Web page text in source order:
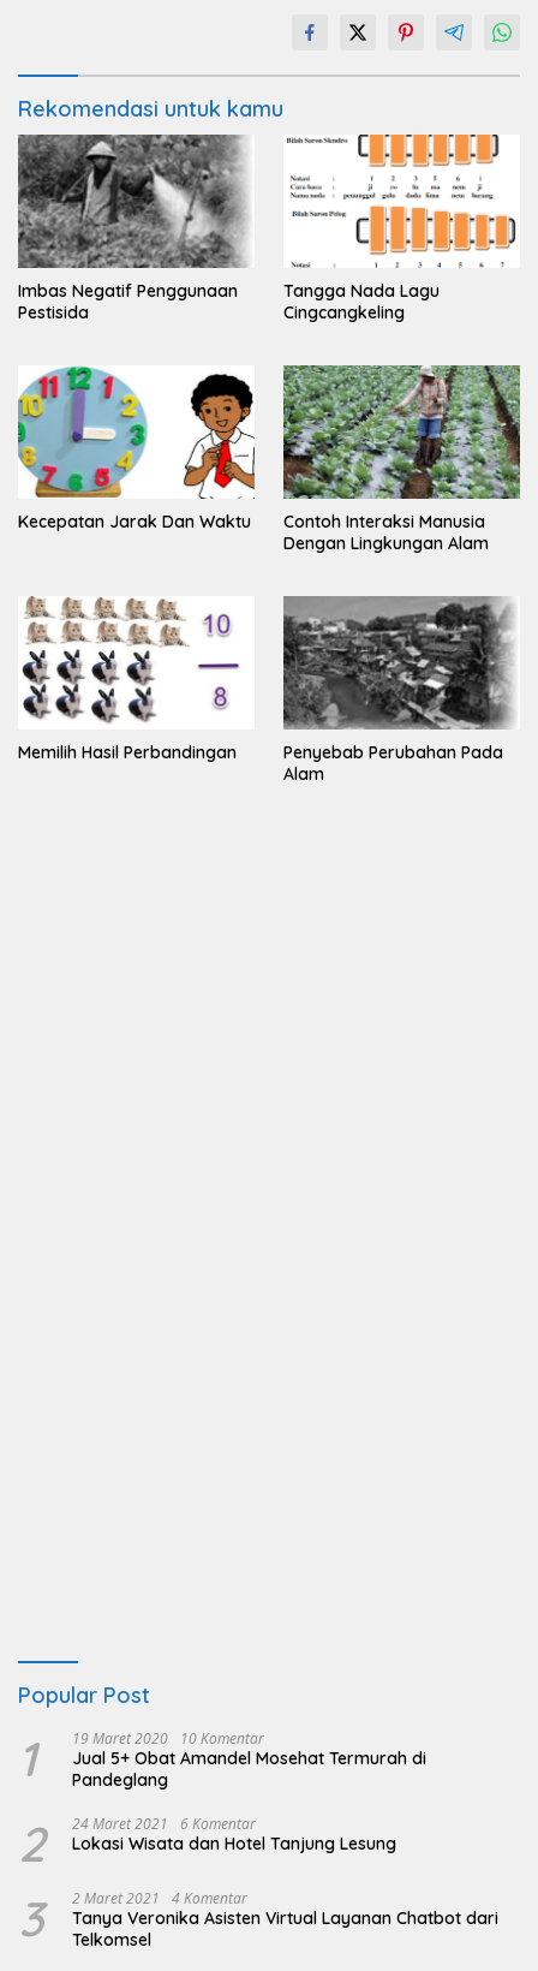
Rekomendasi untuk kamu
Imbas Negatif Penggunaan
Pestisida
Tangga Nada Lagu
Cingcangkeling
Kecepatan Jarak Dan Waktu
Contoh Interaksi Manusia
Dengan Lingkungan Alam
Memilih Hasil Perbandingan
Penyebab Perubahan Pada
Alam
Popular Post
1 19 Maret 2020 10 Komentar
Jual 5+ Obat Amandel Mosehat Termurah di
Pandeglang
2 24 Maret 2021 6 Komentar
Lokasi Wisata dan Hotel Tanjung Lesung
3 2 Maret 2021 4 Komentar
Tanya Veronika Asisten Virtual Layanan Chatbot dari
Telkomsel